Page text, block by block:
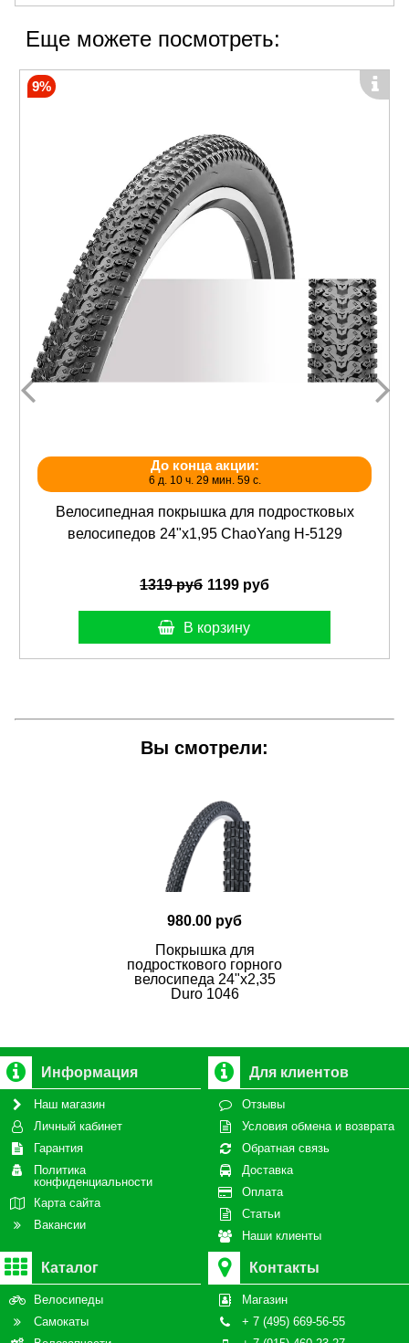
Еще можете посмотреть:
9%
До конца акции:
6 д. 10 ч. 29 мин. 59 с.
Велосипедная покрышка для подростковых
велосипедов 24"х1,95 ChaoYang Н-5129
1319 руб 1199 руб
В корзину
Вы смотрели:
980.00 руб
Покрышка для
подросткового горного
велосипеда 24"х2,35
Duro 1046
Информация
Наш магазин
Личный кабинет
Гарантия
Политика
конфиденциальности
Карта сайта
Вакансии
Для клиентов
Отзывы
Условия обмена и возврата
Обратная связь
Доставка
Оплата
Статьи
Наши клиенты
Каталог
Велосипеды
Самокаты
Контакты
Магазин
+ 7 (495) 669-56-55